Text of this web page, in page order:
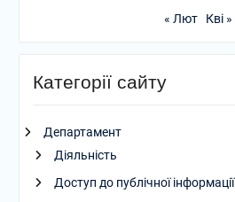
« Лют Кві »
Категорії сайту
Департамент
Діяльність
Доступ до публічної інформації